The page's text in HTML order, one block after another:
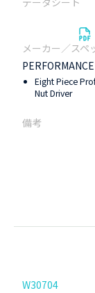
Eight Piece
Nut Driver
W30704